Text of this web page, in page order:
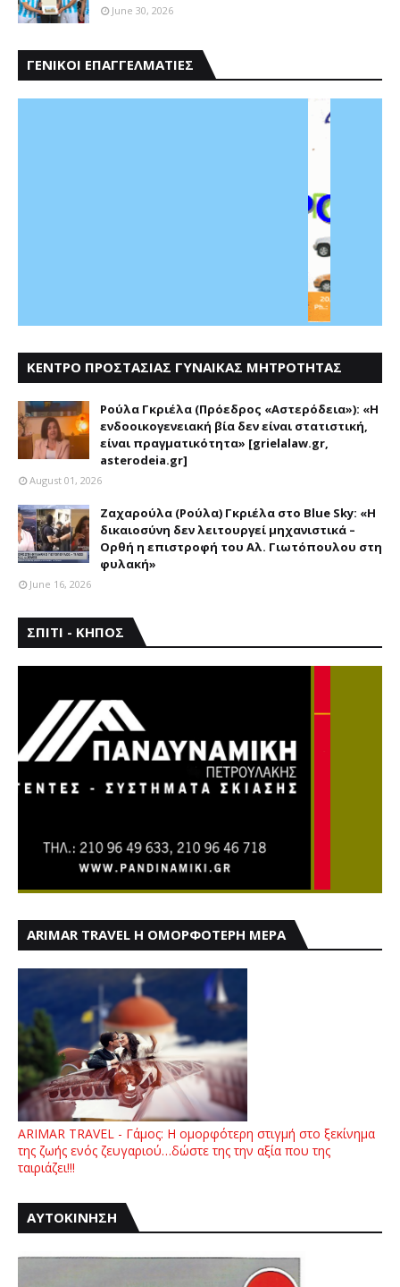
June 30, 2026
ΓΕΝΙΚΟΙ ΕΠΑΓΓΕΛΜΑΤΙΕΣ
ΚΕΝΤΡΟ ΠΡΟΣΤΑΣΙΑΣ ΓΥΝΑΙΚΑΣ ΜΗΤΡΟΤΗΤΑΣ
Ρούλα Γκριέλα (Πρόεδρος «Αστερόδεια»): «Η
ενδοοικογενειακή βία δεν είναι στατιστική,
είναι πραγματικότητα» [grielalaw.gr,
asterodeia.gr]
August 01, 2026
Ζαχαρούλα (Ρούλα) Γκριέλα στο Blue Sky: «Η
δικαιοσύνη δεν λειτουργεί μηχανιστικά –
Ορθή η επιστροφή του Αλ. Γιωτόπουλου στη
φυλακή»
June 16, 2026
ΣΠΙΤΙ - ΚΗΠΟΣ
ARIMAR TRAVEL Η ΟΜΟΡΦΟΤΕΡΗ ΜΕΡΑ
ARIMAR TRAVEL - Γάμος: Η ομορφότερη στιγμή στο ξεκίνημα
της ζωής ενός ζευγαριού…δώστε της την αξία που της
ταιριάζει!!!
ΑΥΤΟΚΙΝΗΣΗ